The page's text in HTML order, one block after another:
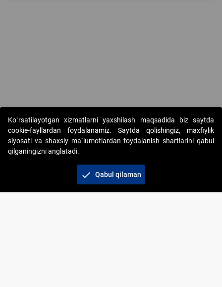
Copyright © 2017-2026. "Elektron onlayn-auksionlarni tashkil etish"
AJ. Barcha huquqlar himoyalangan
+998 71 202-21-11
Ko`rsatilayotgan xizmatlarni yaxshilash maqsadida biz saytda
cookie-fayllardan foydalanamiz. Saytda qolishingiz, maxfiylik
siyosati va shaxsiy ma`lumotlardan foydalanish shartlarini qabul
qilganingizni anglatadi.
check Qabul qilaman